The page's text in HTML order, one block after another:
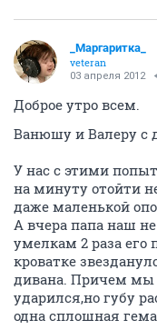
_Маргаритка_
veteran
03 апреля 2012
Доброе утро всем.
Ванюшу и Валеру с
У нас с этими
на минуту отойти
даже маленькой
А вчера папа наш
умелкам 2 раза его
кроватке
дивана. Причем мы
ударился,но губу
одна сплошная